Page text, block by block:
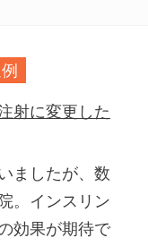
射に変更した
ましたが、数
。インスリン
効果が期待で